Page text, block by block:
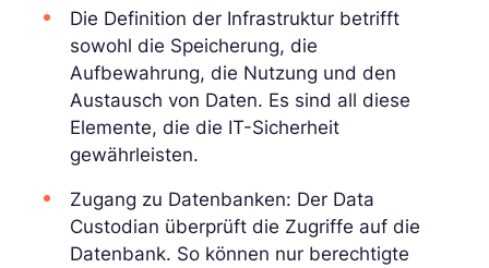
Die Definition der Infrastruktur betrifft
sowohl die Speicherung, die
Aufbewahrung, die Nutzung und den
Austausch von Daten. Es sind all diese
Elemente, die die IT-Sicherheit
gewährleisten.
Zugang zu Datenbanken: Der Data
Custodian überprüft die Zugriffe auf die
Datenbank. So können nur berechtigte